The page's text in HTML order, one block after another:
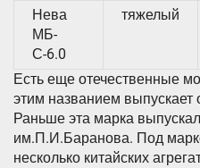
Нева
МБ-
С-6.0
тяжелый
Есть еще отечественные
этим названием выпускает
Раньше эта марка
им.П.И.Баранова. Под
несколько китайских